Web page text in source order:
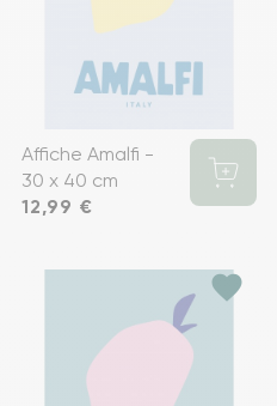
Affiche Amalfi -
30 x 40 cm
Prix
12,99 €
favorite